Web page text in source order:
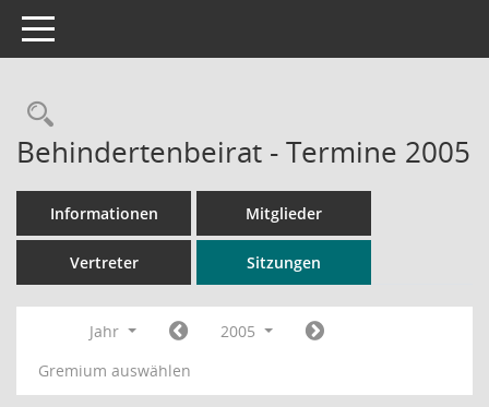
Toggle navigation
Rechercheauswahl
Behindertenbeirat - Termine 2005
Informationen Mitglieder
Vertreter Sitzungen
Jahr
2005
Gremium auswählen